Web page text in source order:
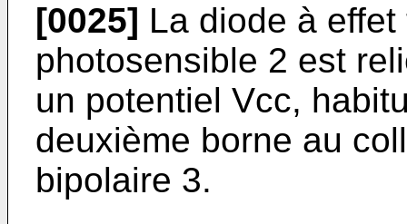
[0025] La diode à
photosensible 2 est
un potentiel Vcc,
deuxième borne au
bipolaire 3.